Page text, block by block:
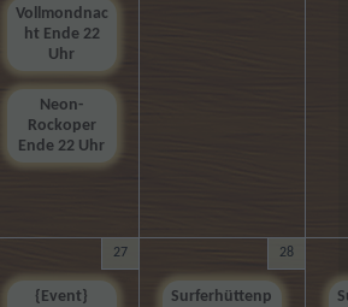
Vollmondnac
ht Ende 22
Uhr
Neon-
Rockoper
Ende 22 Uhr
27
{Event}
28
Surferhüttenp